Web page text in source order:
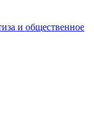
и общественное